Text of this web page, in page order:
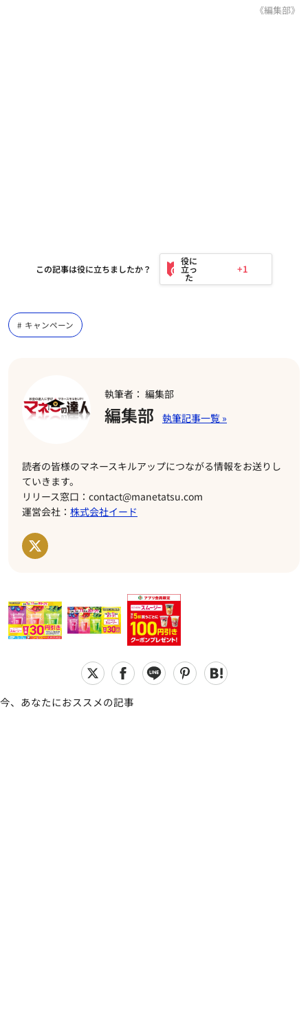
《編集部》
この記事は役に立ちましたか？ +1
キャンペーン
執筆者： 編集部
編集部
読者の皆様のマネースキルアップにつながる情報をお送りし
ていきます。
リリース窓口：contact@manetatsu.com
運営会社： 株式会社イード
今、あなたにおススメの記事